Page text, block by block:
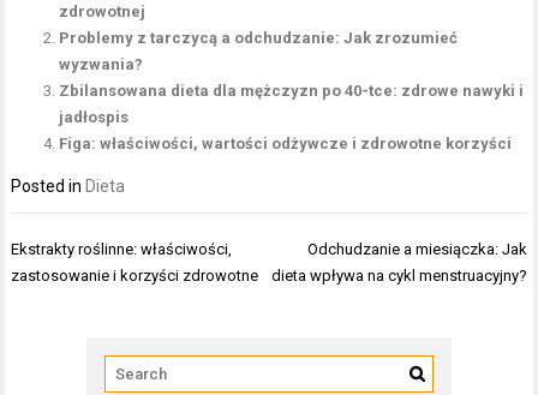
zdrowotnej
Problemy z tarczycą a odchudzanie: Jak zrozumieć
wyzwania?
Zbilansowana dieta dla mężczyzn po 40-tce: zdrowe nawyki i
jadłospis
Figa: właściwości, wartości odżywcze i zdrowotne korzyści
Posted in Dieta
Nawigacja
wpisu
Ekstrakty roślinne: właściwości,
zastosowanie i korzyści zdrowotne
Odchudzanie a miesiączka: Jak
dieta wpływa na cykl menstruacyjny?